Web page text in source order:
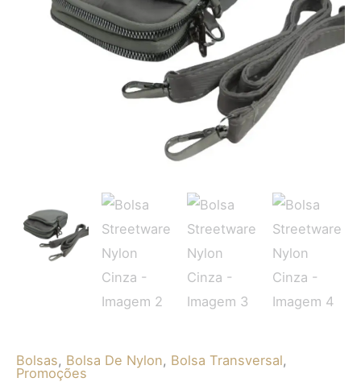
Bolsas, Bolsa De Nylon, Bolsa Transversal,
Promoções
R$ 99,90.R$ 59,90.